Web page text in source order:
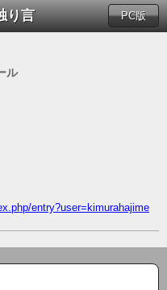
り言 PC版
ル
entry?user=kimurahajime